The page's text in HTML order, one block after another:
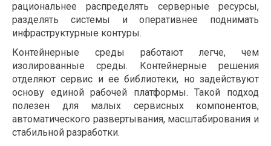
рациональнее распределять серверные ресурсы,
разделять системы и оперативнее поднимать
инфраструктурные контуры.
Контейнерные среды работают легче, чем
изолированные среды. Контейнерные решения
отделяют сервис и ее библиотеки, но задействуют
основу единой рабочей платформы. Такой подход
полезен для малых сервисных компонентов,
автоматического развертывания, масштабирования и
стабильной разработки.